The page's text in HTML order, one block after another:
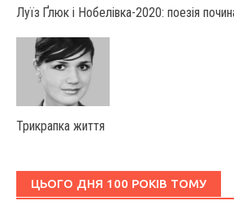
Луїз Ґлюк і Нобелівка-2020: поезія
Трикрапка життя
ЦЬОГО ДНЯ 100 РОКІВ ТОМУ